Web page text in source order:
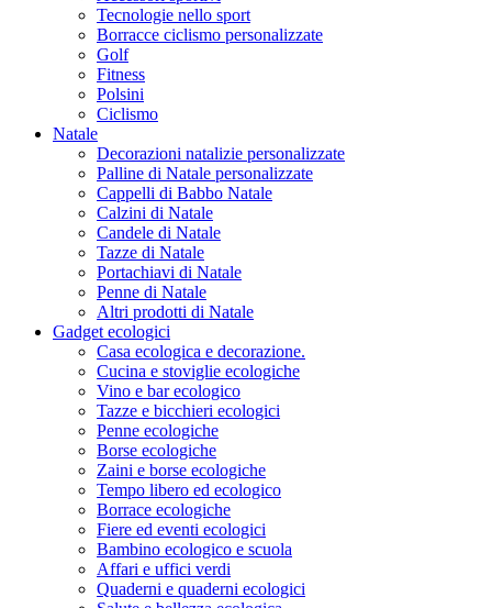
Tecnologie nello sport
Borracce ciclismo personalizzate
Golf
Fitness
Polsini
Ciclismo
Natale
Decorazioni natalizie personalizzate
Palline di Natale personalizzate
Cappelli di Babbo Natale
Calzini di Natale
Candele di Natale
Tazze di Natale
Portachiavi di Natale
Penne di Natale
Altri prodotti di Natale
Gadget ecologici
Casa ecologica e decorazione.
Cucina e stoviglie ecologiche
Vino e bar ecologico
Tazze e bicchieri ecologici
Penne ecologiche
Borse ecologiche
Zaini e borse ecologiche
Tempo libero ed ecologico
Borrace ecologiche
Fiere ed eventi ecologici
Bambino ecologico e scuola
Affari e uffici verdi
Quaderni e quaderni ecologici